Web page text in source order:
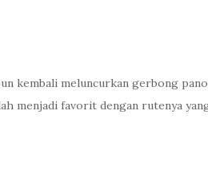
kembali meluncurkan gerbong
menjadi favorit dengan rutenya